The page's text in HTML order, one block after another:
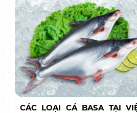
CÁC LOẠI CÁ BASA TẠI